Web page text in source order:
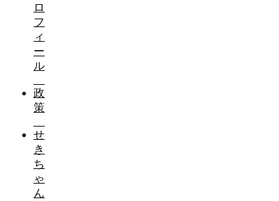
ロ
フ
ィ
ー
ル
政
策
せ
き
ち
ゃ
ん
一緒に参加しましょう
2017-02-02
僕もしたっぱとして参加させていただき...
負けないぞ！
2017-02-02
志を同じくする仲間が著書を出版し、売...